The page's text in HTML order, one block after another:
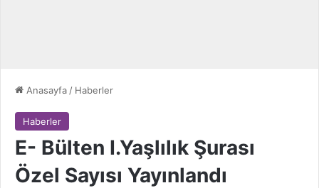
Anasayfa / Haberler
Haberler
E- Bülten I.Yaşlılık Şurası
Özel Sayısı Yayınlandı